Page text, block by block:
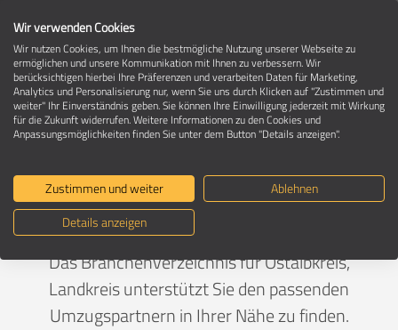
Umzug in Ostalbkreis, Landkreis
Selbst machen oder Umzugsfirma
beauftragen?
Umzugskosten bequem vergleichen.
Das Branchenverzeichnis für Ostalbkreis,
Landkreis unterstützt Sie den passenden
Umzugspartnern in Ihrer Nähe zu finden.
Wir verwenden Cookies
Wir nutzen Cookies, um Ihnen die bestmögliche Nutzung unserer Webseite zu
ermöglichen und unsere Kommunikation mit Ihnen zu verbessern. Wir
berücksichtigen hierbei Ihre Präferenzen und verarbeiten Daten für Marketing,
Analytics und Personalisierung nur, wenn Sie uns durch Klicken auf "Zustimmen und
weiter" Ihr Einverständnis geben. Sie können Ihre Einwilligung jederzeit mit Wirkung
für die Zukunft widerrufen. Weitere Informationen zu den Cookies und
Anpassungsmöglichkeiten finden Sie unter dem Button "Details anzeigen".
Zustimmen und weiter
Ablehnen
Details anzeigen